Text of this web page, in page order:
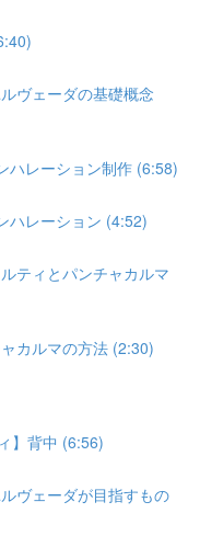
ヴェーダの基礎概念
ハレーション制作 (6:58)
ハレーション (4:52)
ティとパンチャカルマ
カルマの方法 (2:30)
】背中 (6:56)
ヴェーダが目指すもの